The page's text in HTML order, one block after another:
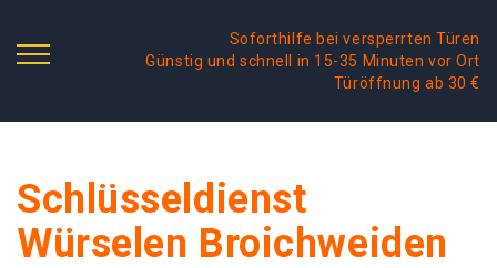
Soforthilfe bei versperrten Türen
Günstig und schnell in 15-35 Minuten vor Ort
Türöffnung ab 30 €
Schlüsseldienst
Würselen Broichweiden